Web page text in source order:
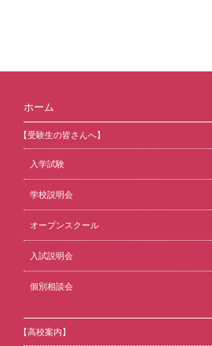
ホーム
【受験生の皆さんへ】
入学試験
学校説明会
オープンスクール
入試説明会
個別相談会
【高校案内】